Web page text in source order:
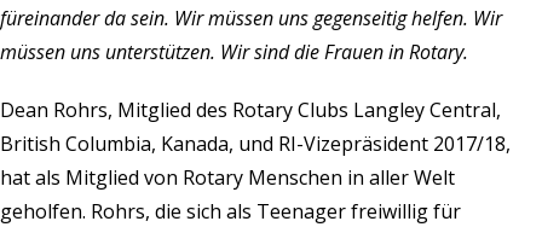
füreinander da sein. Wir müssen uns gegenseitig helfen. Wir
müssen uns unterstützen. Wir sind die Frauen in Rotary.
Dean Rohrs, Mitglied des Rotary Clubs Langley Central,
British Columbia, Kanada, und RI-Vizepräsident 2017/18,
hat als Mitglied von Rotary Menschen in aller Welt
geholfen. Rohrs, die sich als Teenager freiwillig für